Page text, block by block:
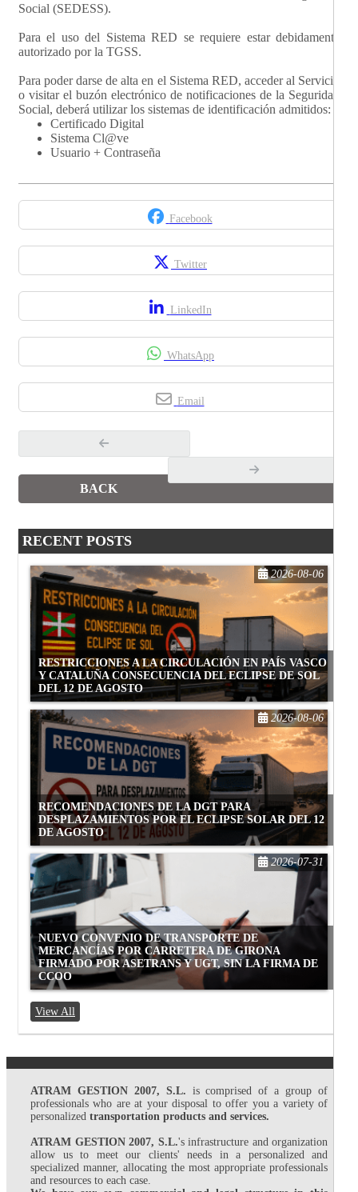
Social (SEDESS).
Para el uso del Sistema RED se requiere estar debidamente
autorizado por la TGSS.
Para poder darse de alta en el Sistema RED, acceder al Servicio
o visitar el buzón electrónico de notificaciones de la Seguridad
Social, deberá utilizar los sistemas de identificación admitidos:
Certificado Digital
Sistema Cl@ve
Usuario + Contraseña
Facebook
Twitter
LinkedIn
WhatsApp
Email
BACK
RECENT POSTS
RESTRICCIONES A LA CIRCULACIÓN EN PAÍS VASCO
Y CATALUÑA CONSECUENCIA DEL ECLIPSE DE SOL
DEL 12 DE AGOSTO
2026-08-06
RECOMENDACIONES DE LA DGT PARA
DESPLAZAMIENTOS POR EL ECLIPSE SOLAR DEL 12
DE AGOSTO
2026-08-06
NUEVO CONVENIO DE TRANSPORTE DE
MERCANCÍAS POR CARRETERA DE GIRONA
FIRMADO POR ASETRANS Y UGT, SIN LA FIRMA DE
CCOO
2026-07-31
View All
ATRAM GESTION 2007, S.L. is comprised of a group of
professionals who are at your disposal to offer you a variety of
personalized transportation products and services.
ATRAM GESTION 2007, S.L.'s infrastructure and organization
allow us to meet our clients' needs in a personalized and
specialized manner, allocating the most appropriate professionals
and resources to each case.